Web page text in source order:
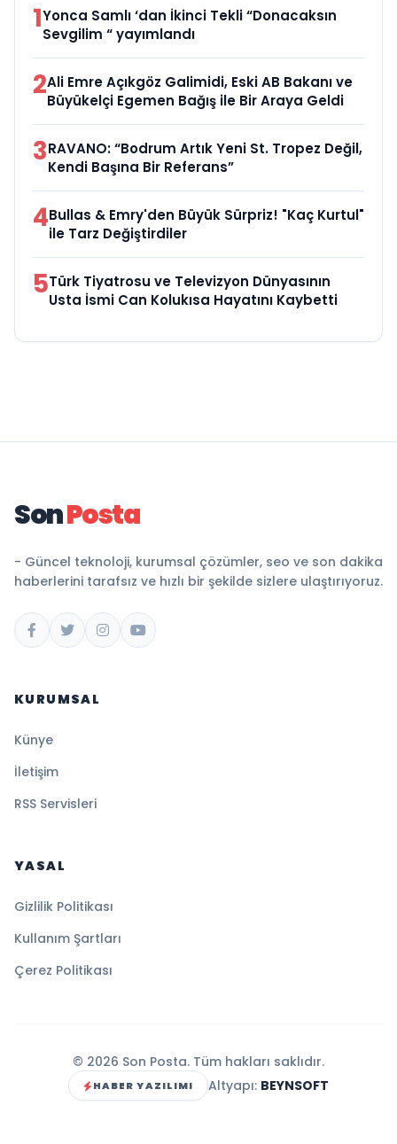
1Yonca Samlı ‘dan İkinci Tekli “Donacaksın
Sevgilim “ yayımlandı
2Ali Emre Açıkgöz Galimidi, Eski AB Bakanı ve
Büyükelçi Egemen Bağış ile Bir Araya Geldi
3RAVANO: “Bodrum Artık Yeni St. Tropez Değil,
Kendi Başına Bir Referans”
4Bullas & Emry'den Büyük Sürpriz! "Kaç Kurtul"
ile Tarz Değiştirdiler
5Türk Tiyatrosu ve Televizyon Dünyasının
Usta İsmi Can Kolukısa Hayatını Kaybetti
SonPosta
- Güncel teknoloji, kurumsal çözümler, seo ve son dakika
haberlerini tarafsız ve hızlı bir şekilde sizlere ulaştırıyoruz.
KURUMSAL
Künye
İletişim
RSS Servisleri
YASAL
Gizlilik Politikası
Kullanım Şartları
Çerez Politikası
© 2026 Son Posta. Tüm hakları saklıdır.
HABER YAZILIMI Altyapı: BEYNSOFT